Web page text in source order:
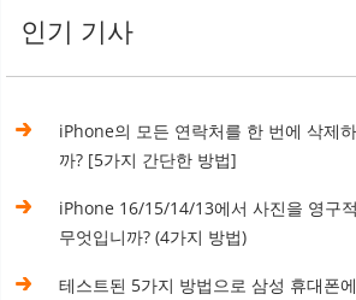
인기 기사
iPhone의 모든 연락처를 한 번에 삭제
까? [5가지 간단한 방법]
iPhone 16/15/14/13에서 사진을 영구
무엇입니까? (4가지 방법)
테스트된 5가지 방법으로 삼성 휴대폰